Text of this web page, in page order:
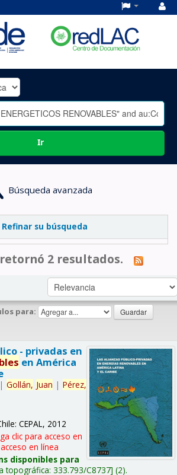
Ir
Búsqueda avanzada
Refinar su búsqueda
2 resultados.
para:
- privadas en
en América
| Gollán, Juan | Pérez,
CEPAL, 2012
clic para acceso en
en línea
disponibles para
topográfica: 333.793/C8737 (2).